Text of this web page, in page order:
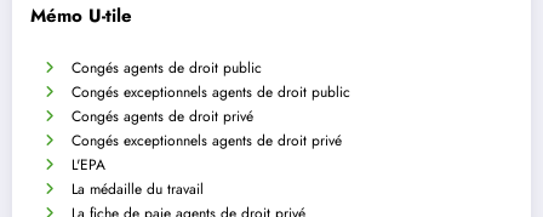
Mémo U-tile
Congés agents de droit public
Congés exceptionnels agents de droit public
Congés agents de droit privé
Congés exceptionnels agents de droit privé
L'EPA
La médaille du travail